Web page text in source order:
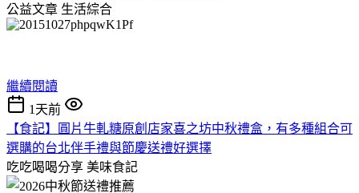
公益文章 生活綜合
繼續閱讀
1天前
【食記】圓片牛軋糖原創店家喜之坊中秋禮盒，有多種組合可
選購的台北伴手禮與節慶送禮好選擇
吃吃喝喝分享 美味食記